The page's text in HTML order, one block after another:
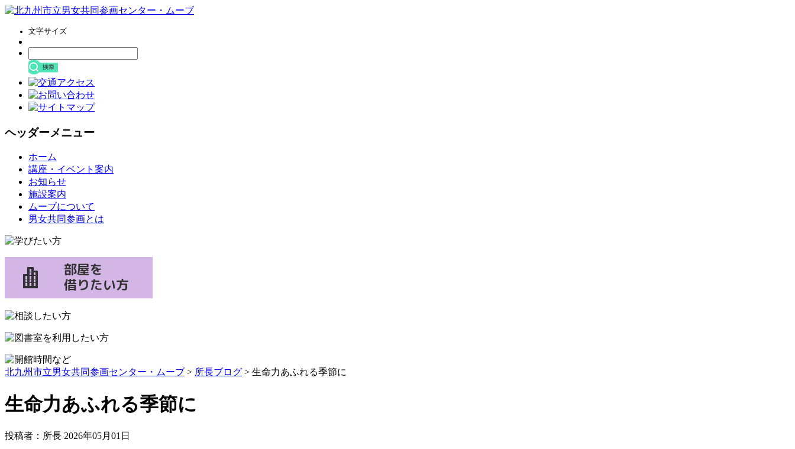
文字サイズ
ヘッダーメニュー
キ
ッ
ホーム
講座・イベント案内
お知らせ
施設案内
ムーブについて
男女共同参画とは
北九州市立男女共同参画センター・ムーブ > 所長ブログ > 生命力あふれる季節に
生命力あふれる季節に
投稿者：所長 2026年05月01日